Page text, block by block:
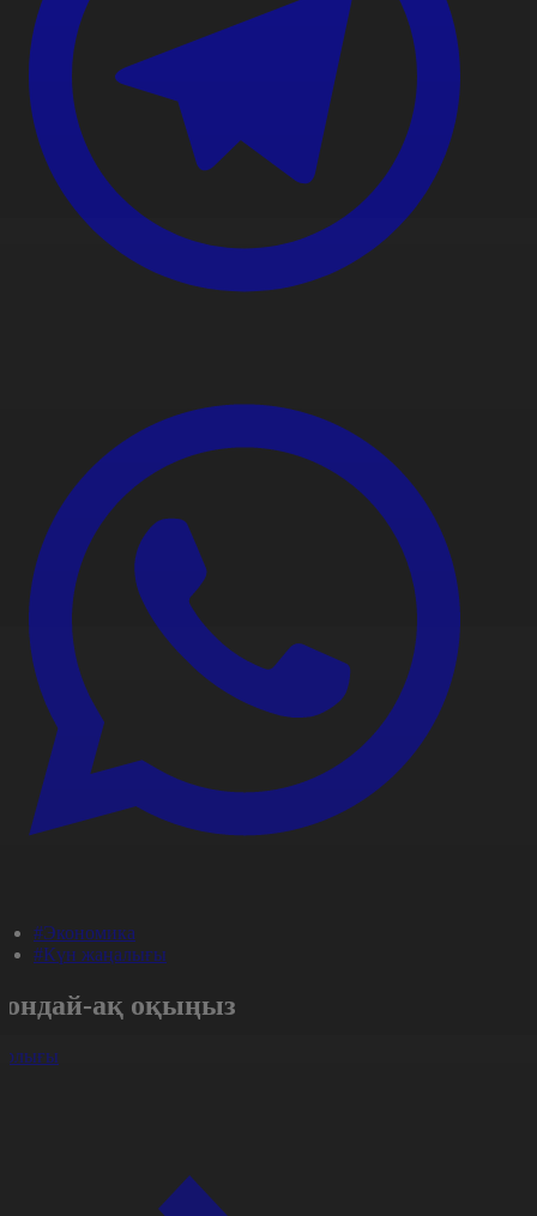
#Экономика
#Күн жаңалығы
ақ оқыңыз